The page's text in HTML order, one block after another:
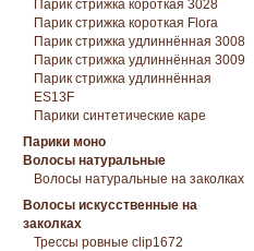
Парик стрижка короткая 3028
Парик стрижка короткая Florа
Парик стрижка удлиннённая 3008
Парик стрижка удлиннённая 3009
Парик стрижка удлиннённая
ES13F
Парики синтетические каре
Парики моно
Волосы натуральные
Волосы натуральные на заколках
Волосы искусственные на
заколках
Трессы ровные clip1672